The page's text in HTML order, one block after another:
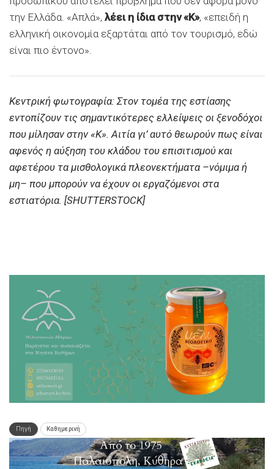
την Ελλάδα. «Απλά», λέει η ίδια στην «Κ», «επειδή η
ελληνική οικονομία εξαρτάται από τον τουρισμό, εδώ
είναι πιο έντονο».
Κεντρική φωτογραφία: Στον τομέα της εστίασης
εντοπίζουν τις σημαντικότερες ελλείψεις οι ξενοδόχοι
που μίλησαν στην «Κ». Αιτία γι’ αυτό θεωρούν πως είναι
αφενός η αύξηση του κλάδου του επισιτισμού και
αφετέρου τα μισθολογικά πλεονεκτήματα –νόμιμα ή
μη– που μπορούν να έχουν οι εργαζόμενοι στα
εστιατόρια. [SHUTTERSTOCK]
Πηγή Καθημερινή